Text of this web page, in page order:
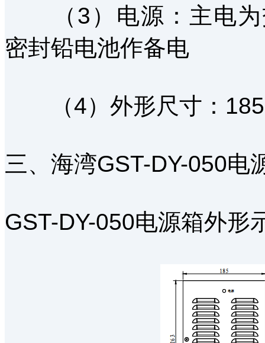
（3）电源：主电为
密封铅电池作备电
（4）外形尺寸：
三、海湾GST-DY-050电
GST-DY-050电源箱外形